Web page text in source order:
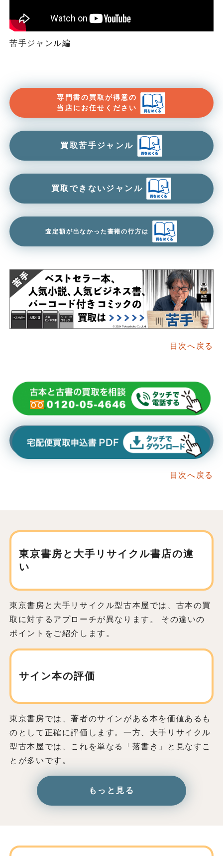
苦手ジャンル編
専門書の買取が得意の
当店にお任せください
買取苦手ジャンル
買取できないジャンル
査定額が出なかった書籍の行方は
目次へ戻る
目次へ戻る
東京書房と大手リサイクル書店の違
い
東京書房と大手リサイクル型古本屋では、古本の買
取に対するアプローチが異なります。 その違いの
ポイントをご紹介します。
サイン本の評価
東京書房では、著者のサインがある本を価値あるも
のとして正確に評価します。一方、大手リサイクル
型古本屋では、これを単なる「落書き」と見なすこ
とが多いです。
もっと見る